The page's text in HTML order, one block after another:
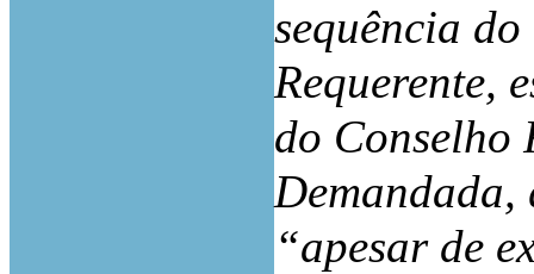
sequência
Requerente,
do Conselho
Demandada,
“apesar de